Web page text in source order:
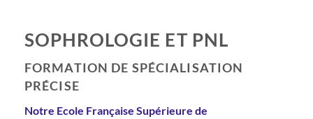
SOPHROLOGIE ET PNL
FORMATION DE SPÉCIALISATION
PRÉCISE
Notre Ecole Française Supérieure de